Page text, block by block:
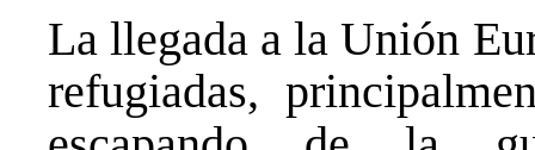
La llegada a la Unión
refugiadas,